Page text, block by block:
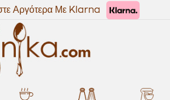
Αργότερα Με Klarna